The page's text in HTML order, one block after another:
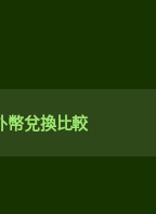
幣兌換比較